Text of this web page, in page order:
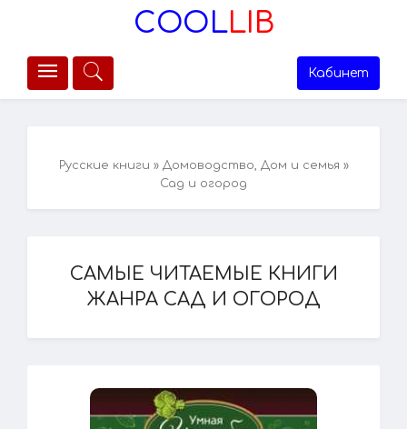
COOLLIB
Кабинет
Русские книги » Домоводство, Дом и семья »
Сад и огород
САМЫЕ ЧИТАЕМЫЕ КНИГИ
ЖАНРА САД И ОГОРОД